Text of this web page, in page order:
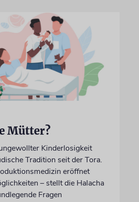
Mütter?
Kinderlosigkeit
Tradition seit der Tora.
eröffnet
– stellt die Halacha
Fragen